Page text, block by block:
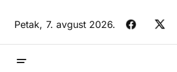
Petak,7. avgust 2026.